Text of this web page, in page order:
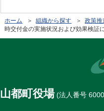
ホーム ＞組織から探す ＞政策推
時交付金の実施状況および効果検証
山都町役場(法人番号